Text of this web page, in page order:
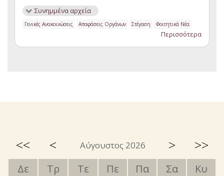
Συνημμένα αρχεία
Γενικές Ανακοινώσεις Αποφάσεις Οργάνων Στέγαση Φοιτητικά Νέα
Περισσότερα
<< < Αύγουστος 2026 > >>
Δε Τρ Τε Πε Πα Σα
Κυ